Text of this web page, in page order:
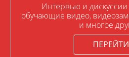
Интервью и дискуссии
обучающие видео,
и многое
ПЕРЕЙТИ